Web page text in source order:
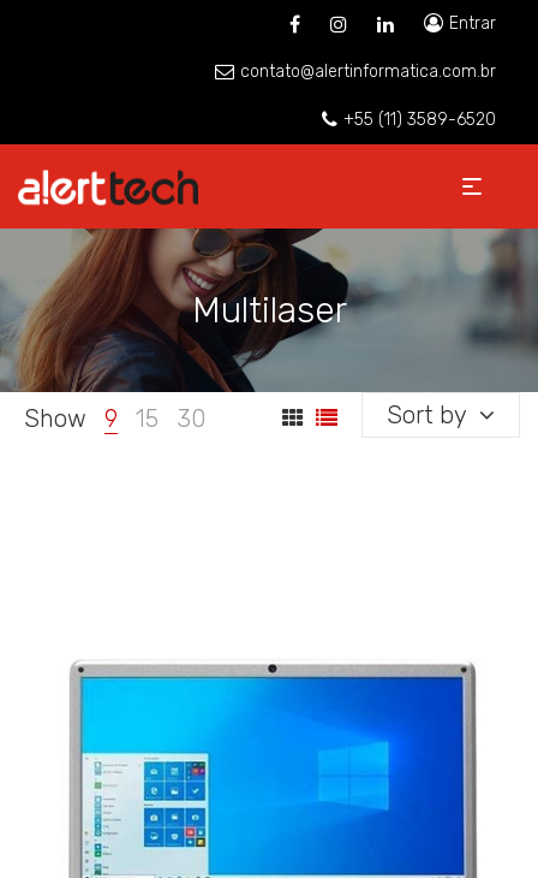
Entrar
contato@alertinformatica.com.br
+55 (11) 3589-6520
Multilaser
Show 9 15 30 Sort by